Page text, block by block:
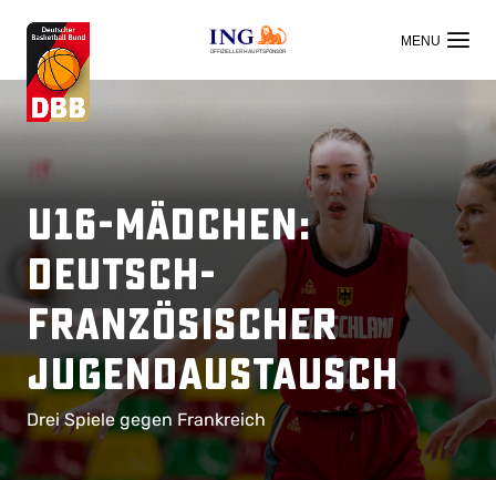
OFFIZIELLER HAUPTSPONSOR
U16-Mädchen:
Deutsch-
Französischer
Jugendaustausch
Drei Spiele gegen Frankreich